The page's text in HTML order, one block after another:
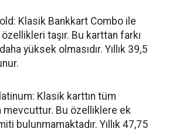
Klasik Bankkart Combo ile
taşır. Bu karttan farkı
yüksek olmasıdır. Yıllık 39,5
Klasik karttın tüm
mevcuttur. Bu özelliklere ek
bulunmamaktadır. Yıllık 47,75